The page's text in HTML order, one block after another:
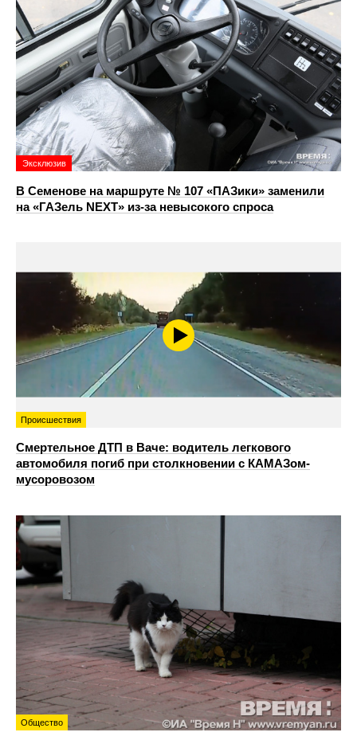
Эксклюзив
В Семенове на маршруте № 107 «ПАЗики» заменили
на «ГАЗель NEXT» из‑за невысокого спроса
Происшествия
Смертельное ДТП в Ваче: водитель легкового
автомобиля погиб при столкновении с КАМАЗом-
мусоровозом
Общество